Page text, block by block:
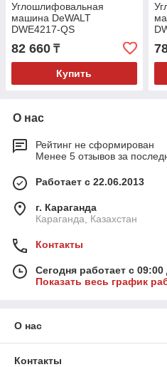
Углошлифовальная
машина DeWALT
DWE4217-QS
82 660 ₸
Купить
О нас
Рейтинг не сформирован
Менее 5 отзывов за
Работает с 22.06.2013
г. Караганда
Караганда, Казахстан
Контакты
Сегодня работает с 09:00
Показать весь график
О нас
Контакты